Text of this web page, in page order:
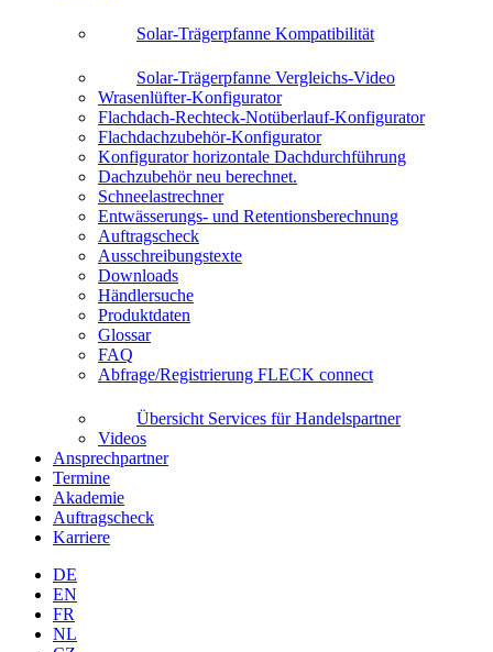
Solar-Trägerpfanne Kompatibilität
Solar-Trägerpfanne Vergleichs-Video
Wrasenlüfter-Konfigurator
Flachdach-Rechteck-Notüberlauf-Konfigurator
Flachdachzubehör-Konfigurator
Konfigurator horizontale Dachdurchführung
Dachzubehör neu berechnet.
Schneelastrechner
Entwässerungs- und Retentionsberechnung
Auftragscheck
Ausschreibungstexte
Downloads
Händlersuche
Produktdaten
Glossar
FAQ
Abfrage/Registrierung FLECK connect
Übersicht Services für Handelspartner
Videos
Ansprechpartner
Termine
Akademie
Auftragscheck
Karriere
DE
EN
FR
NL